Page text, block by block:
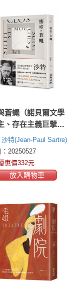
蒼蠅（諾貝爾文學
、存在主義巨擘沙
最具盛名的劇作）
沙特(Jean-Paul Sartre)
：20250527
惠價332元
放入購物車